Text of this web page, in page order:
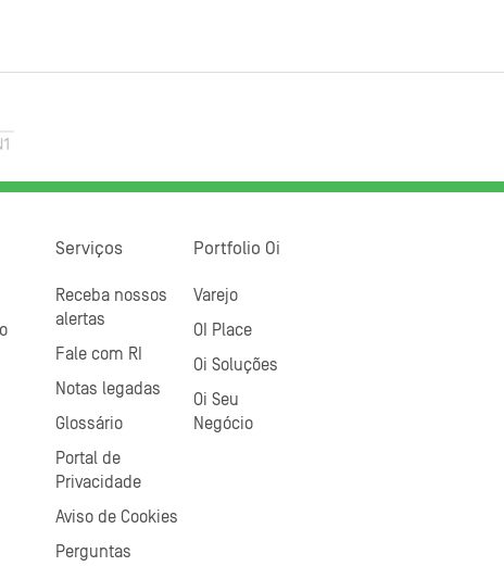
Serviços
Receba nossos
alertas
Fale com RI
Notas legadas
Glossário
Portal de
Privacidade
Aviso de Cookies
Perguntas
Portfolio Oi
Varejo
OI Place
Oi Soluções
Oi Seu
Negócio